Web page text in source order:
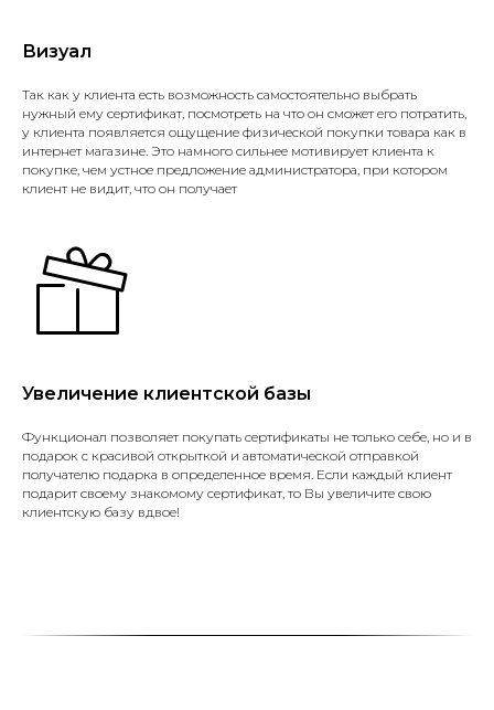
Визуал
Так как у клиента есть возможность самостоятельно выбрать
нужный ему сертификат, посмотреть на что он сможет его потратить,
у клиента появляется ощущение физической покупки товара как в
интернет магазине. Это намного сильнее мотивирует клиента к
покупке, чем устное предложение администратора, при котором
клиент не видит, что он получает
Увеличение клиентской базы
Функционал позволяет покупать сертификаты не только себе, но и в
подарок с красивой открыткой и автоматической отправкой
получателю подарка в определенное время. Если каждый клиент
подарит своему знакомому сертификат, то Вы увеличите свою
клиентскую базу вдвое!